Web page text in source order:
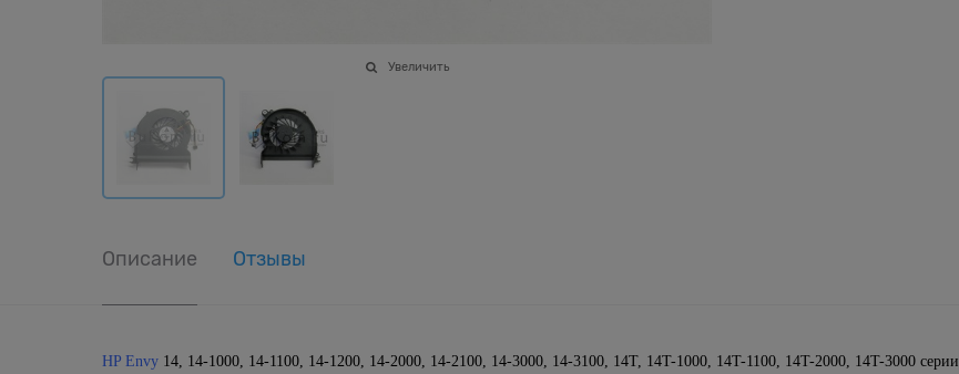
Увеличить
Описание Отзывы
HP Envy 14, 14-1000, 14-1100, 14-1200, 14-2000, 14-2100, 14-3000, 14-3100, 14T, 14T-1000, 14T-1100, 14T-2000, 14T-3000 серии